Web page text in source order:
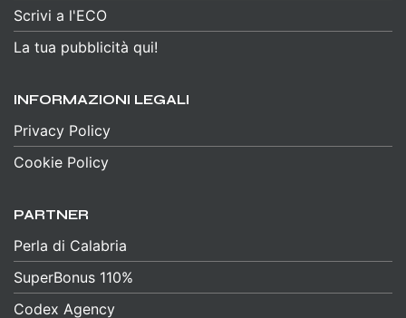
Scrivi a l'ECO
La tua pubblicità qui!
INFORMAZIONI LEGALI
Privacy Policy
Cookie Policy
PARTNER
Perla di Calabria
SuperBonus 110%
Codex Agency